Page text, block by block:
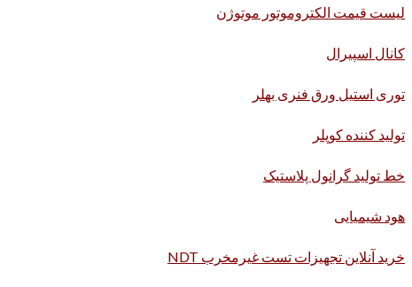
لیست قیمت الکتروموتور موتوژن
کانال اسپیرال
توری استیل ورق فنری بهلر
تولید کننده کوپلر
خط تولید گرانول پلاستیک
هود شیمیایی
خرید آنلاین تجهیزات تست غیرمخرب NDT